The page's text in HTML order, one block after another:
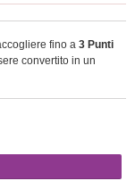
fino a 3 Punti
convertito in un